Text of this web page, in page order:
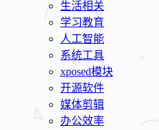
生活相关
学习教育
人工智能
系统工具
xposed模块
开源软件
媒体剪辑
办公效率